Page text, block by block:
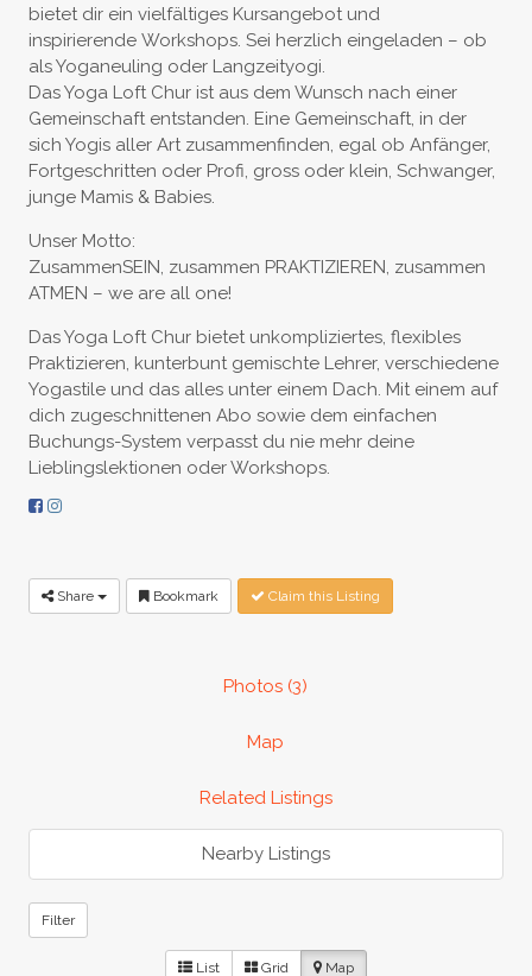
bietet dir ein vielfältiges Kursangebot und
inspirierende Workshops. Sei herzlich eingeladen – ob
als Yoganeuling oder Langzeityogi.
Das Yoga Loft Chur ist aus dem Wunsch nach einer
Gemeinschaft entstanden. Eine Gemeinschaft, in der
sich Yogis aller Art zusammenfinden, egal ob Anfänger,
Fortgeschritten oder Profi, gross oder klein, Schwanger,
junge Mamis & Babies.
Unser Motto:
ZusammenSEIN, zusammen PRAKTIZIEREN, zusammen
ATMEN – we are all one!
Das Yoga Loft Chur bietet unkompliziertes, flexibles
Praktizieren, kunterbunt gemischte Lehrer, verschiedene
Yogastile und das alles unter einem Dach. Mit einem auf
dich zugeschnittenen Abo sowie dem einfachen
Buchungs-System verpasst du nie mehr deine
Lieblingslektionen oder Workshops.
Share Bookmark Claim this Listing
Photos (3)
Map
Related Listings
Nearby Listings
Filter
List Grid Map